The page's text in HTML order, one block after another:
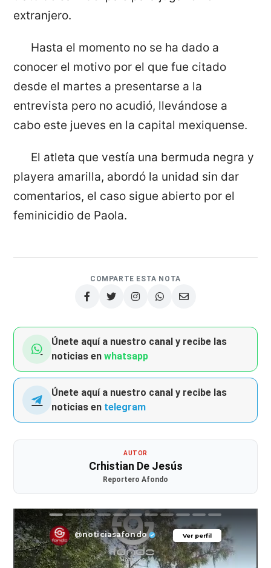
extranjero.
Hasta el momento no se ha dado a
conocer el motivo por el que fue citado
desde el martes a presentarse a la
entrevista pero no acudió, llevándose a
cabo este jueves en la capital mexiquense.
El atleta que vestía una bermuda negra y
playera amarilla, abordó la unidad sin dar
comentarios, el caso sigue abierto por el
feminicidio de Paola.
COMPARTE ESTA NOTA
Únete aquí a nuestro canal y recibe las
noticias enwhatsapp
Únete aquí a nuestro canal y recibe las
noticias en telegram
AUTOR
Crhistian De Jesús
Reportero Afondo
Ver perfil
@noticiasafondo Ver perfil